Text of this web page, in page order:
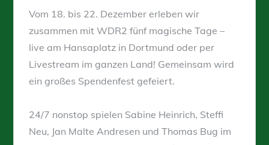
Vom 18. bis 22. Dezember erleben wir
zusammen mit WDR2 fünf magische Tage –
live am Hansaplatz in Dortmund oder per
Livestream im ganzen Land! Gemeinsam wird
ein großes Spendenfest gefeiert.
24/7 nonstop spielen Sabine Heinrich, Steffi
Neu, Jan Malte Andresen und Thomas Bug im